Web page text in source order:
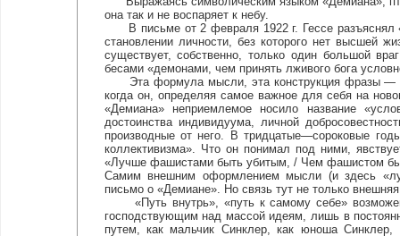
она так и не воспаряет к небу.
В письме от 2 февраля 1922 г. Гессе разъяснял
становлении личности, без которого нет высшей
существует, собственно, только один большой
бесами «демонами, чем принять лживого бога
Эта формула мысли, эта конструкция фразы —
когда он, определяя самое важное для себя на
«Демиана» неприемлемое носило название
достоинства индивидуума, личной
производные от него. В тридцатые—сороковые
коллективизма». Что он понимал под ними,
«Лучше фашистами быть убитым, / Чем фашистом
Самим внешним оформлением мысли (и здесь
письмо о «Демиане». Но связь тут не только
«Путь внутрь», «путь к самому себе»
господствующим над массой идеям, лишь в
путем, как мальчик Синклер, как юноша Синклер,